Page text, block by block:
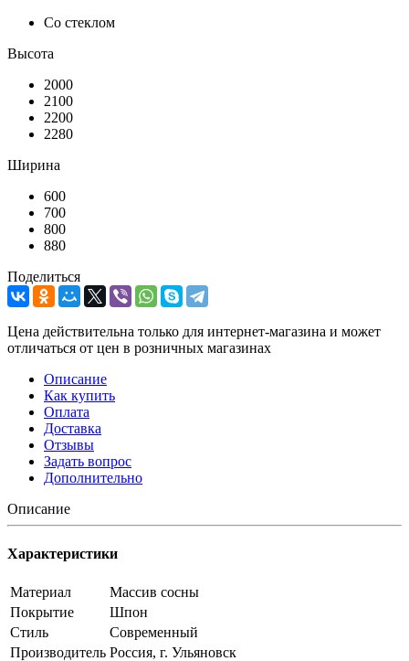
Со стеклом
Высота
2000
2100
2200
2280
Ширина
600
700
800
880
Поделиться
Цена действительна только для интернет-магазина и может
отличаться от цен в розничных магазинах
Описание
Как купить
Оплата
Доставка
Отзывы
Задать вопрос
Дополнительно
Описание
Характеристики
Материал
Массив сосны
Покрытие
Шпон
Стиль
Современный
Производитель Россия, г. Ульяновск